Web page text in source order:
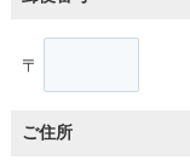
〒
ご住所